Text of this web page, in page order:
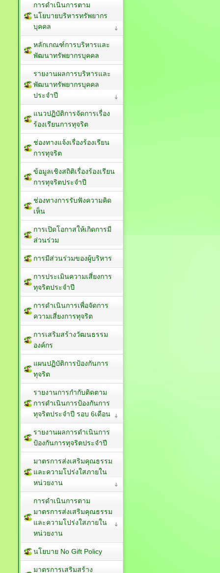
การดำเนินการตาม
นโยบายบริหารทรัพยากร
บุคคล
หลักเกณฑ์การบริหารและ
พัฒนาทรัพยากรบุคคล
รายงานผลการบริหารและ
พัฒนาทรัพยากรบุคคล
ประจำปี
แนวปฏิบัติการจัดการเรื่อง
ร้องเรียนการทุจริต
ช่องทางแจ้งเรื่องร้องเรียน
การทุจริต
ข้อมูลเชิงสถิติเรื่องร้องเรียน
การทุจริตประจำปี
ช่องทางการรับฟังความคิด
เห็น
การเปิดโอกาสให้เกิดการมี
ส่วนร่วม
การมีส่วนร่วมของผู้บริหาร
การประเมินความเสี่ยงการ
ทุจริตประจำปี
การดำเนินการเพื่อจัดการ
ความเสี่ยงการทุจริต
การเสริมสร้างวัฒนธรรม
องค์กร
แผนปฏิบัติการป้องกันการ
ทุจริต
รายงานการกำกับติดตาม
การดำเนินการป้องกันการ
ทุจริตประจำปี รอบ 6เดือน
รายงานผลการดำเนินการ
ป้องกันการทุจริตประจำปี
มาตรการส่งเสริมคุณธรรม
และความโปร่งใสภายใน
หน่วยงาน
การดำเนินการตาม
มาตรการส่งเสริมคุณธรรม
และความโปร่งใสภายใน
หน่วยงาน
นโยบาย No Gift Policy
มาตรการเสริมสร้าง